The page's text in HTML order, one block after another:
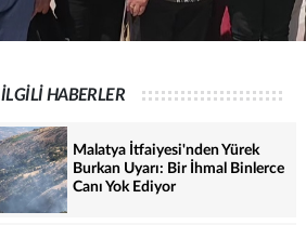
İLGİLİ HABERLER
Malatya İtfaiyesi'nden Yürek
Burkan Uyarı: Bir İhmal Binlerce
Canı Yok Ediyor